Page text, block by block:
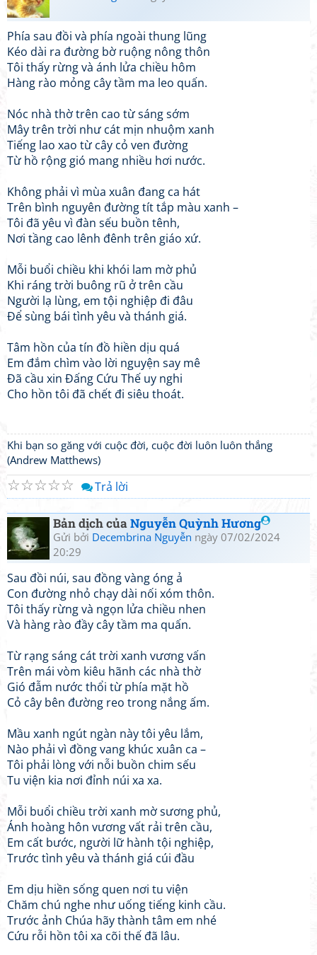
Phía sau đồi và phía ngoài thung lũng
Kéo dài ra đường bờ ruộng nông thôn
Tôi thấy rừng và ánh lửa chiều hôm
Hàng rào mỏng cây tầm ma leo quấn.
Nóc nhà thờ trên cao từ sáng sớm
Mây trên trời như cát mịn nhuộm xanh
Tiếng lao xao từ cây cỏ ven đường
Từ hồ rộng gió mang nhiều hơi nước.
Không phải vì mùa xuân đang ca hát
Trên bình nguyên đường tít tắp màu xanh –
Tôi đã yêu vì đàn sếu buồn tênh,
Nơi tầng cao lênh đênh trên giáo xứ.
Mỗi buổi chiều khi khói lam mờ phủ
Khi ráng trời buông rũ ở trên cầu
Người lạ lùng, em tội nghiệp đi đâu
Để sùng bái tình yêu và thánh giá.
Tâm hồn của tín đồ hiền dịu quá
Em đắm chìm vào lời nguyện say mê
Đã cầu xin Đấng Cứu Thế uy nghi
Cho hồn tôi đã chết đi siêu thoát.
Khi bạn so găng với cuộc đời, cuộc đời luôn luôn thắng
(Andrew Matthews)
☆
☆
☆
☆
☆ Trả lời
Bản dịch củaNguyễn Quỳnh Hương
Gửi bởi Decembrina Nguyễn ngày 07/02/2024
20:29
Sau đồi núi, sau đồng vàng óng ả
Con đường nhỏ chạy dài nối xóm thôn.
Tôi thấy rừng và ngọn lửa chiều nhen
Và hàng rào đầy cây tầm ma quấn.
Từ rạng sáng cát trời xanh vương vấn
Trên mái vòm kiêu hãnh các nhà thờ
Gió đẫm nước thổi từ phía mặt hồ
Cỏ cây bên đường reo trong nắng ấm.
Mầu xanh ngút ngàn này tôi yêu lắm,
Nào phải vì đồng vang khúc xuân ca –
Tôi phải lòng với nỗi buồn chim sếu
Tu viện kia nơi đỉnh núi xa xa.
Mỗi buổi chiều trời xanh mờ sương phủ,
Ánh hoàng hôn vương vất rải trên cầu,
Em cất bước, người lữ hành tội nghiệp,
Trước tình yêu và thánh giá cúi đầu
Em dịu hiền sống quen nơi tu viện
Chăm chú nghe như uống tiếng kinh cầu.
Trước ảnh Chúa hãy thành tâm em nhé
Cứu rỗi hồn tôi xa cõi thế đã lâu.